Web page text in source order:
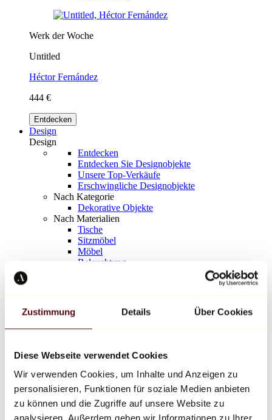
Zustimmung Details Über Cookies
Diese Webseite verwendet Cookies
Wir verwenden Cookies, um Inhalte und Anzeigen zu
personalisieren, Funktionen für soziale Medien anbieten
zu können und die Zugriffe auf unsere Website zu
analysieren. Außerdem geben wir Informationen zu Ihrer
Werk der Woche
Untitled
Héctor Fernández
444 €
Entdecken
Design
Design
Entdecken
Entdecken Sie Designobjekte
Unsere Top-Verkäufe
Erschwingliche Designobjekte
Nach Kategorie
Dekorative Objekte
Nach Materialien
Tische
Sitzmöbel
Möbel
Beleuchtung
Richard Orlinski
Keith Haring
Jeff Koons
Jean-Michel Basquiat
Alle Designer
Werk der Woche